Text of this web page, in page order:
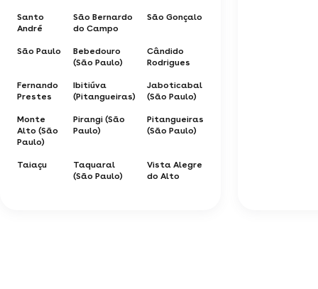
Santo
André
São Bernardo
do Campo
São Gonçalo
São Paulo
Bebedouro
(São Paulo)
Cândido
Rodrigues
Fernando
Prestes
Ibitiúva
(Pitangueiras)
Jaboticabal
(São Paulo)
Monte
Alto (São
Paulo)
Pirangi (São
Paulo)
Pitangueiras
(São Paulo)
Taiaçu
Taquaral
(São Paulo)
Vista Alegre
do Alto